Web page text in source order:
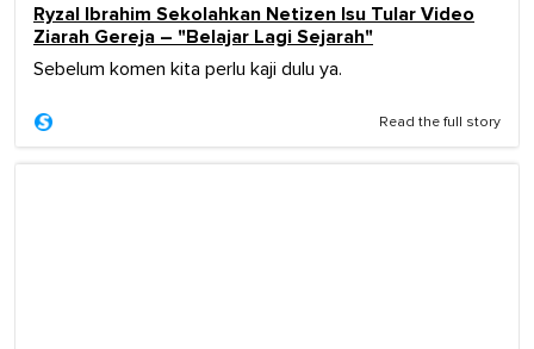
Ryzal Ibrahim Sekolahkan Netizen Isu Tular Video
Ziarah Gereja – "Belajar Lagi Sejarah"
Sebelum komen kita perlu kaji dulu ya.
Read the full story